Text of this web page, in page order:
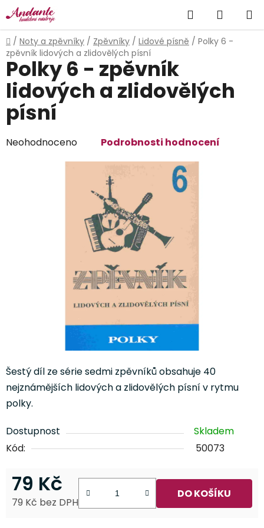
Přejít
na
obsah
Hledat
KOŠÍK
Domů
/ Noty a zpěvníky / Zpěvníky / Lidové písně / Polky 6 -
zpěvník lidových a zlidovělých písní
Šestý díl ze série sedmi zpěvníků obsahuje 40
nejznámějších lidových a zlidovělých písní v rytmu
polky.
Dostupnost
Skladem
Kód:
50073
79 Kč
79 Kč bez DPH
DO KOŠÍKU
Polky 6 - zpěvník
lidových a zlidovělých
písní
Průměrné
Neohodnoceno Podrobnosti hodnocení